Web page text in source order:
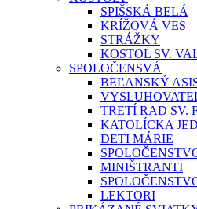
SPIŠSKÁ BELÁ
KRÍŽOVÁ VES
STRÁŽKY
KOSTOL SV.
SPOLOČENSVÁ
BEĽANSKÝ
TRETÍ RAD SV.
KATOLÍCKA
DETI MÁRIE
MINIŠTRANTI
LEKTORI